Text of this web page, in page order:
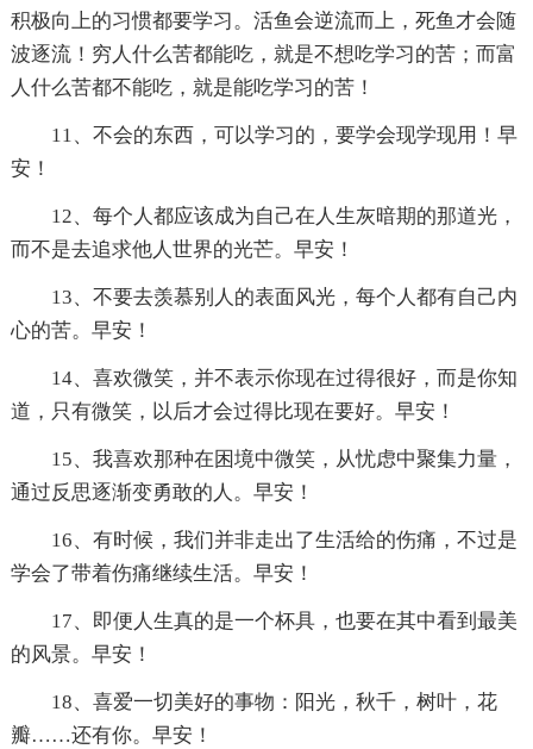
积极向上的习惯都要学习。活鱼会逆流而上，死鱼才会随
波逐流！穷人什么苦都能吃，就是不想吃学习的苦；而富
人什么苦都不能吃，就是能吃学习的苦！
11、不会的东西，可以学习的，要学会现学现用！早
安！
12、每个人都应该成为自己在人生灰暗期的那道光，
而不是去追求他人世界的光芒。早安！
13、不要去羡慕别人的表面风光，每个人都有自己内
心的苦。早安！
14、喜欢微笑，并不表示你现在过得很好，而是你知
道，只有微笑，以后才会过得比现在要好。早安！
15、我喜欢那种在困境中微笑，从忧虑中聚集力量，
通过反思逐渐变勇敢的人。早安！
16、有时候，我们并非走出了生活给的伤痛，不过是
学会了带着伤痛继续生活。早安！
17、即便人生真的是一个杯具，也要在其中看到最美
的风景。早安！
18、喜爱一切美好的事物：阳光，秋千，树叶，花
瓣……还有你。早安！